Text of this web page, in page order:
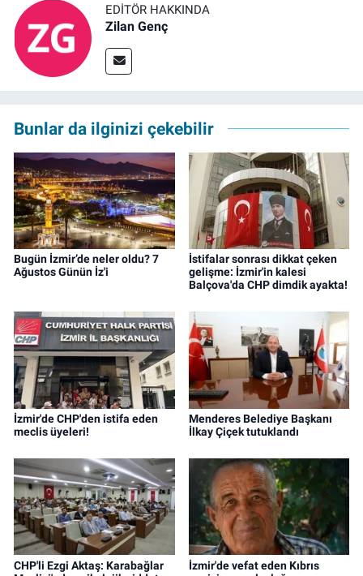
EDITÖR HAKKINDA
Zilan Genç
Bunlar da ilginizi çekebilir
Bugün İzmir’de neler oldu? 7
Ağustos Günün İz'i
İstifalar sonrası dikkat çeken
gelişme: İzmir'in kalesi
Balçova'da CHP dimdik ayakta!
İzmir'de CHP'den istifa eden
meclis üyeleri!
Menderes Belediye Başkanı
İlkay Çiçek tutuklandı
CHP'li Ezgi Aktaş: Karabağlar
İzmir'de vefat eden Kıbrıs